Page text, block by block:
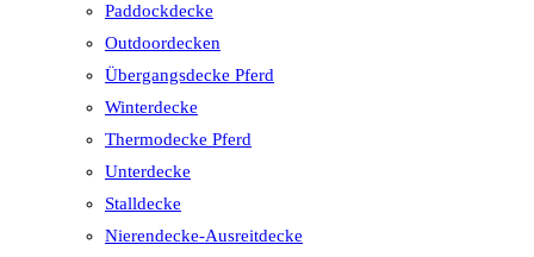
Paddockdecke
Outdoordecken
Übergangsdecke Pferd
Winterdecke
Thermodecke Pferd
Unterdecke
Stalldecke
Nierendecke-Ausreitdecke